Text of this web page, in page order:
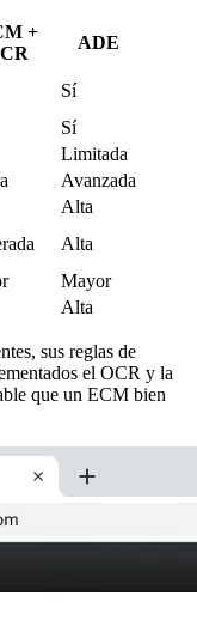
+
ADE
Sí
Sí
Limitada
Avanzada
Alta
Alta
Mayor
Alta
sus reglas de
el OCR y la
que un ECM bien